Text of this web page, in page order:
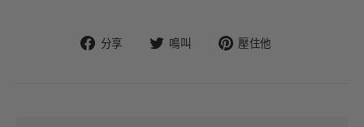
分享 鳴叫 壓住他